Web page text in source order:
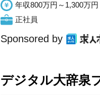
年収800万円～1,300万円
正社員
Sponsored by
デジタル大辞泉